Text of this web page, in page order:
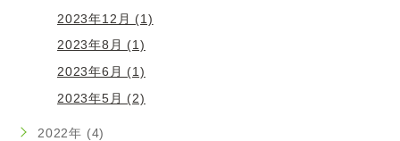
2023年12月 (1)
2023年8月 (1)
2023年6月 (1)
2023年5月 (2)
2022年 (4)